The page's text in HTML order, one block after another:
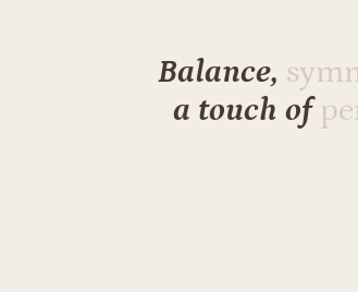
Balance,
a touch of